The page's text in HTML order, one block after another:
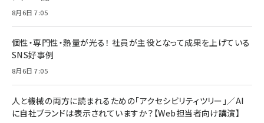
8月6日 7:05
個性・専門性・熱量が光る！ 社員が主役となって成果を上げている
SNS好事例
8月6日 7:05
人と機械の両方に読まれるための「アクセシビリティツリー」／AI
に自社ブランドは表示されていますか？【Web担当者向け講演】